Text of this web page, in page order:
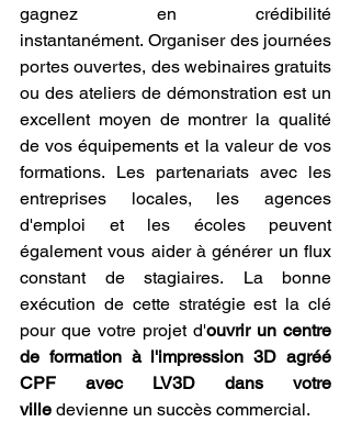
gagnez en crédibilité
instantanément. Organiser des journées
portes ouvertes, des webinaires gratuits
ou des ateliers de démonstration est un
excellent moyen de montrer la qualité
de vos équipements et la valeur de vos
formations. Les partenariats avec les
entreprises locales, les agences
d'emploi et les écoles peuvent
également vous aider à générer un flux
constant de stagiaires. La bonne
exécution de cette stratégie est la clé
pour que votre projet d'ouvrir un centre
de formation à l'impression 3D agréé
CPF avec LV3D dans votre
ville devienne un succès commercial.